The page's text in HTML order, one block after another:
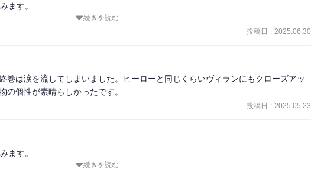
ます。
しかった。かけがえのない仲間たちとも出会えて、信じられないけど“無個性”だっ
今ここにいる。だから僕も君に手を差し伸べたいんだ。架空は現実に。そして今
たちのヒーローアカデミア!!
‥…━━━☆
重過ぎるだろ…」でした。弔を始め敵側の生い立ちや境遇が酷すぎる。そりゃあ
らといって無差別に攻撃をするのは間違っていると思う。でも…じゃあ彼らの思
世の中を維持するために封殺されていいものなのか？どんな〝悪〟でも、きっか
というような些細なことだったのではないだろうか…
社会には存在しているように感じます。ひとたび敵側のカリスマ的存在が登場し
続きを読む
投稿日 : 2025.06.30
巻は涙を流してしまいました。ヒーローと同じくらいヴィランにもクローズアッ
の個性が素晴らしかったです。
投稿日 : 2025.05.23
ます。
続きを読む